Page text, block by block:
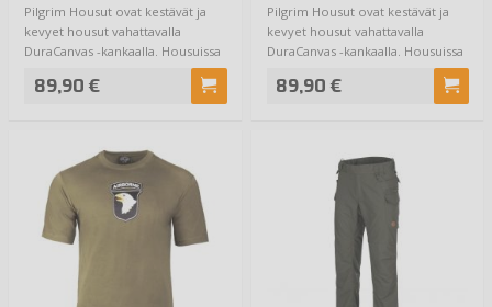
Pilgrim Housut ovat kestävät ja
kevyet housut vahattavalla
DuraCanvas -kankaalla. Housuissa
89,90 €
Pilgrim Housut ovat kestävät ja
kevyet housut vahattavalla
DuraCanvas -kankaalla. Housuissa
89,90 €